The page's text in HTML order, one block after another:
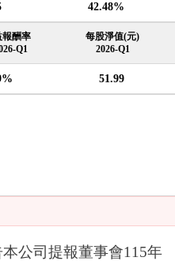
42.48%
報酬率
Q1
每股淨值(元)
2026-Q1
51.99
公司提報董事會115年